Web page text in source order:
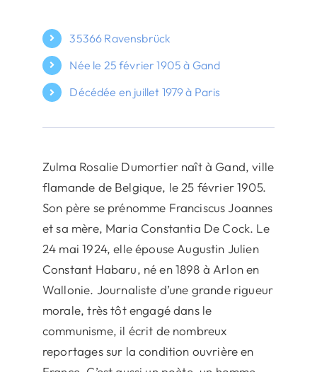
35366 Ravensbrück
Née le 25 février 1905 à Gand
Décédée en juillet 1979 à Paris
Zulma Rosalie Dumortier naît à Gand, ville
flamande de Belgique, le 25 février 1905.
Son père se prénomme Franciscus Joannes
et sa mère, Maria Constantia De Cock. Le
24 mai 1924, elle épouse Augustin Julien
Constant Habaru, né en 1898 à Arlon en
Wallonie. Journaliste d’une grande rigueur
morale, très tôt engagé dans le
communisme, il écrit de nombreux
reportages sur la condition ouvrière en